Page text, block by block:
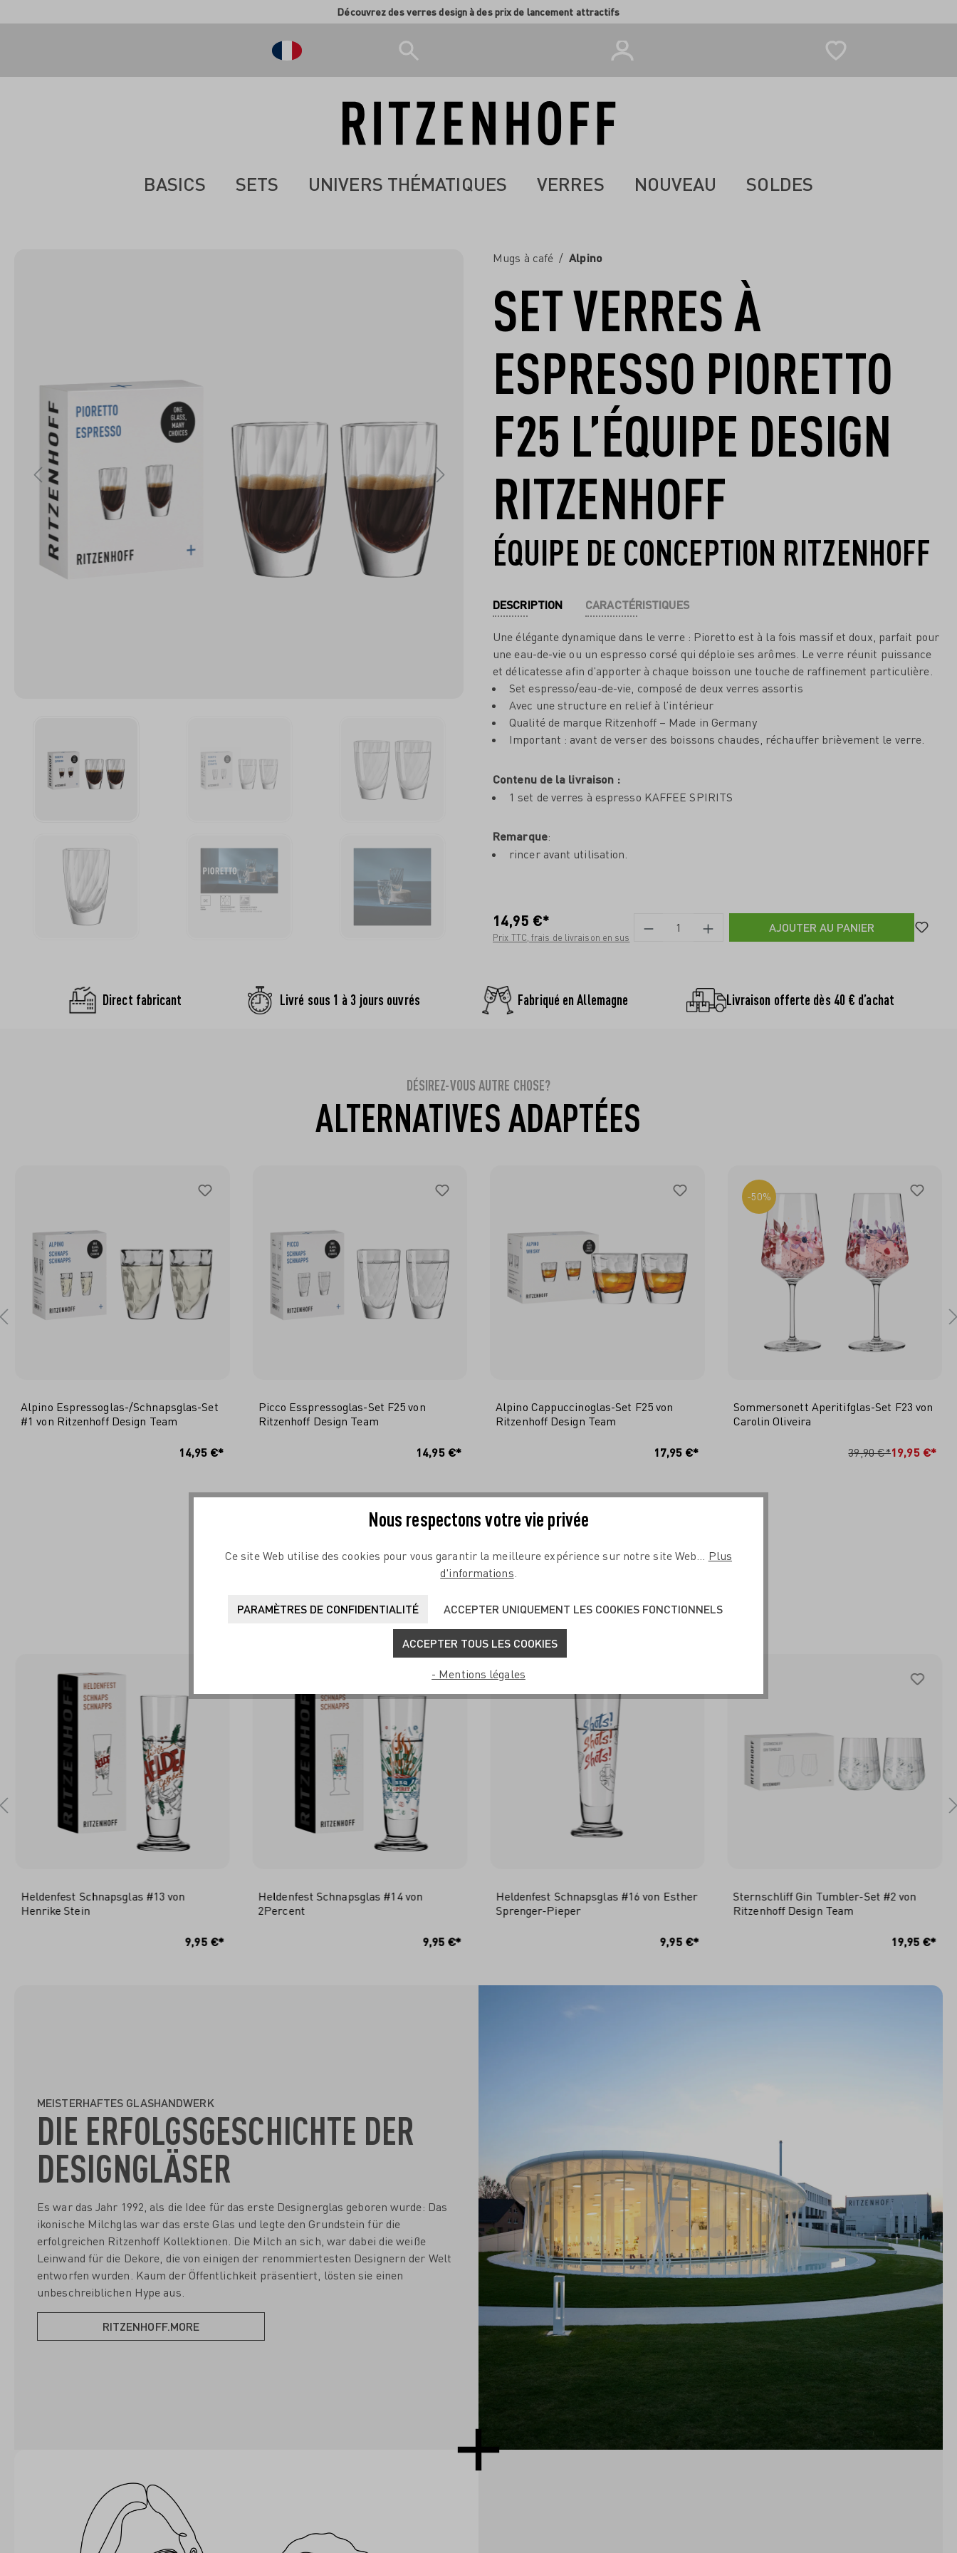
Découvrez des verres design à des prix de lancement attractifs
BASICS SETS UNIVERS THÉMATIQUES VERRES NOUVEAU SOLDES
Mugs à café / Alpino
SET VERRES À
ESPRESSO PIORETTO
F25 L’ÉQUIPE DESIGN
RITZENHOFF
ÉQUIPE DE CONCEPTION RITZENHOFF
DESCRIPTION CARACTÉRISTIQUES
Une élégante dynamique dans le verre : Pioretto est à la fois massif et doux, parfait pour
une eau-de-vie ou un espresso corsé qui déploie ses arômes. Le verre réunit puissance
et délicatesse afin d’apporter à chaque boisson une touche de raffinement particulière.
Set espresso/eau-de-vie, composé de deux verres assortis
Avec une structure en relief à l’intérieur
Qualité de marque Ritzenhoff – Made in Germany
Important : avant de verser des boissons chaudes, réchauffer brièvement le verre.
Contenu de la livraison :
1 set de verres à espresso KAFFEE SPIRITS
Remarque:
rincer avant utilisation.
14,95 €*
Prix TTC, frais de livraison en sus
AJOUTER AU PANIER
Direct fabricant Livré sous 1 à 3 jours ouvrés Fabriqué en Allemagne Livraison offerte dès 40 € d’achat
DÉSIREZ-VOUS AUTRE CHOSE?
ALTERNATIVES ADAPTÉES
Alpino Espressoglas-/Schnapsglas-Set
#1 von Ritzenhoff Design Team
14,95 €*
Picco Esspressoglas-Set F25 von
Ritzenhoff Design Team
14,95 €*
Alpino Cappuccinoglas-Set F25 von
Ritzenhoff Design Team
17,95 €*
-50%
Sommersonett Aperitifglas-Set F23 von
Carolin Oliveira
39,90 €*19,95 €*
COMPLÉTEZ VOTRE TABLE
SOUVENT ACHETÉS ENSEMBLE
Heldenfest Schnapsglas #13 von
Henrike Stein
9,95 €*
Heldenfest Schnapsglas #14 von
2Percent
9,95 €*
Heldenfest Schnapsglas #16 von Esther
Sprenger-Pieper
9,95 €*
Sternschliff Gin Tumbler-Set #2 von
Ritzenhoff Design Team
19,95 €*
MEISTERHAFTES GLASHANDWERK
DIE ERFOLGSGESCHICHTE DER
DESIGNGLÄSER
Es war das Jahr 1992, als die Idee für das erste Designerglas geboren wurde: Das
ikonische Milchglas war das erste Glas und legte den Grundstein für die
erfolgreichen Ritzenhoff Kollektionen. Die Milch an sich, war dabei die weiße
Leinwand für die Dekore, die von einigen der renommiertesten Designern der Welt
entworfen wurden. Kaum der Öffentlichkeit präsentiert, lösten sie einen
unbeschreiblichen Hype aus.
RITZENHOFF.MORE
Nous respectons votre vie privée
Ce site Web utilise des cookies pour vous garantir la meilleure expérience sur notre site Web... Plus
d'informations
PARAMÈTRES DE CONFIDENTIALITÉ ACCEPTER UNIQUEMENT LES COOKIES FONCTIONNELS
ACCEPTER TOUS LES COOKIES
- Mentions légales